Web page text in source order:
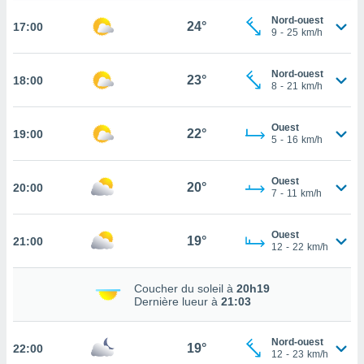
de
votre
en
des
au
web.
17:00 24°
Nord-ouest
9 - 25 km/h
18:00 23°
Nord-ouest
8 - 21 km/h
19:00 22°
Ouest
5 - 16 km/h
20:00 20°
Ouest
7 - 11 km/h
21:00 19°
Ouest
12 - 22 km/h
Coucher du soleil à 20h19
Dernière lueur à 21:03
22:00 19°
Nord-ouest
12 - 23 km/h